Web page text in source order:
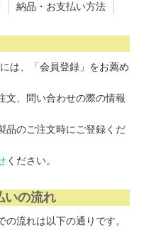
納品・お支払い方法
は、「会員登録」をお薦め
文、問い合わせの際の情報
品のご注文時にご登録くだ
ください。
いの流れ
流れは以下の通りです。